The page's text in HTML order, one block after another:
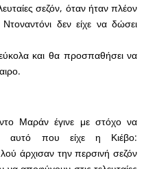
σεζόν, όταν ήταν πλέον
δεν είχε να δώσει
και θα προσπαθήσει να
Μαράν έγινε με στόχο να
αυτό που είχε η Κιέβο:
άρχισαν την περσινή σεζόν